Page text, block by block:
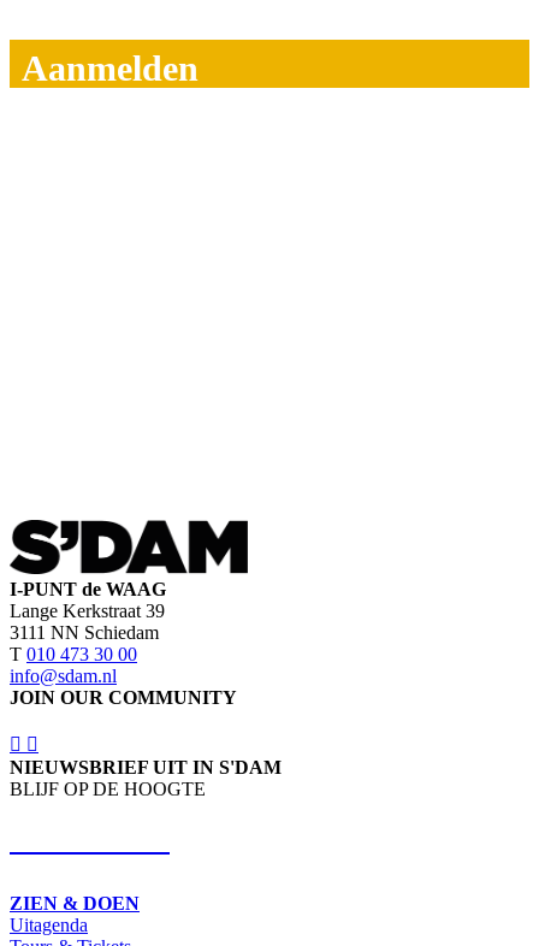
Aanmelden
I-PUNT de WAAG
Lange Kerkstraat 39
3111 NN Schiedam
T 010 473 30 00
info@sdam.nl
JOIN OUR COMMUNITY
NIEUWSBRIEF UIT IN S'DAM
BLIJF OP DE HOOGTE
ZIEN & DOEN
Uitagenda